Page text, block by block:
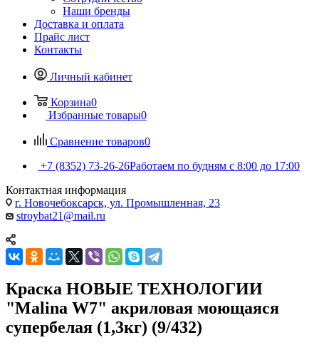
Наши бренды
Доставка и оплата
Прайс лист
Контакты
Личный кабинет
Корзина0
Избранные товары0
Сравнение товаров0
+7 (8352) 73-26-26Работаем по будням с 8:00 до 17:00
Контактная информация
г. Новочебоксарск, ул. Промышленная, 23
stroybat21@mail.ru
Краска НОВЫЕ ТЕХНОЛОГИИ
"Malina W7" акриловая моющаяся
супербелая (1,3кг) (9/432)